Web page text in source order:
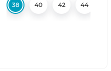
42 38 40 42 44